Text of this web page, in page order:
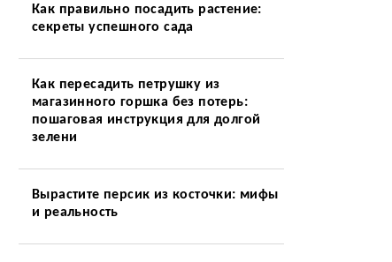
Как правильно посадить растение:
секреты успешного сада
Как пересадить петрушку из
магазинного горшка без потерь:
пошаговая инструкция для долгой
зелени
Вырастите персик из косточки: мифы
и реальность